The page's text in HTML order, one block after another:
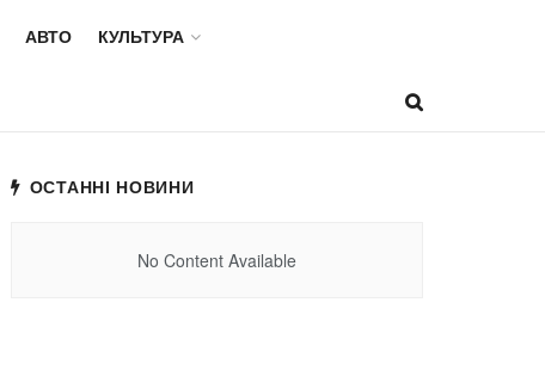
АВТО КУЛЬТУРА
ОСТАННІ НОВИНИ
No Content Available